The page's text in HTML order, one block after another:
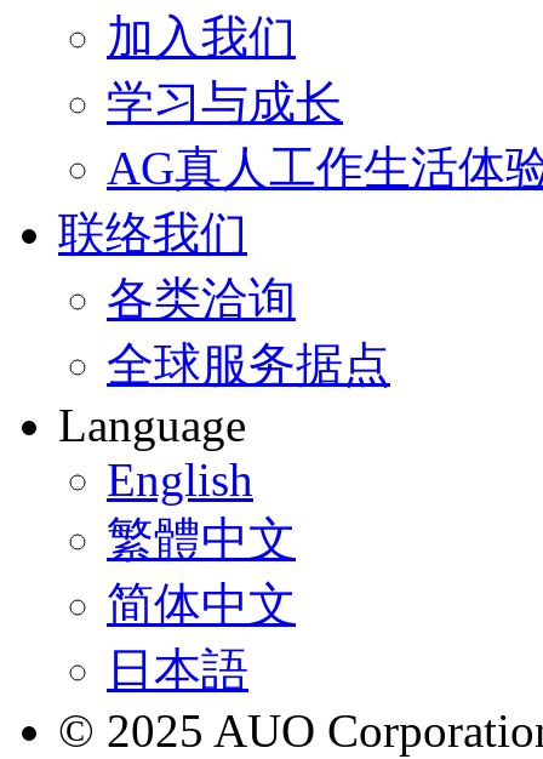
加入我们
学习与成长
AG真人工作生活体
联络我们
各类洽询
全球服务据点
Language
English
繁體中文
简体中文
日本語
© 2025 AUO